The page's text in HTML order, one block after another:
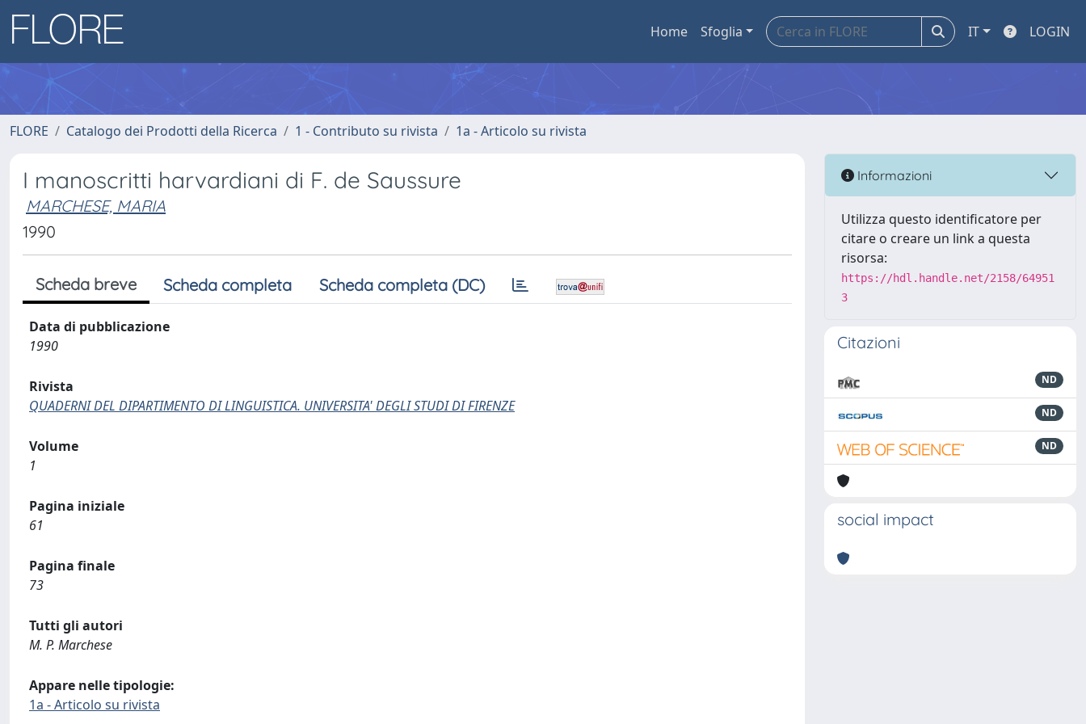
Home Sfoglia IT LOGIN
FLORE Catalogo dei Prodotti della Ricerca 1 - Contributo su rivista 1a - Articolo su rivista
I manoscritti harvardiani di F. de Saussure
MARCHESE, MARIA
1990
Scheda breve Scheda completa Scheda completa (DC)
Data di pubblicazione
1990
Rivista
QUADERNI DEL DIPARTIMENTO DI LINGUISTICA. UNIVERSITA' DEGLI STUDI DI FIRENZE
Volume
1
Pagina iniziale
61
Pagina finale
73
Tutti gli autori
M. P. Marchese
Appare nelle tipologie:
1a - Articolo su rivista
Informazioni
Utilizza questo identificatore per
citare o creare un link a questa
risorsa:
https://hdl.handle.net/2158/64951
3
Citazioni
ND
ND
ND
social impact